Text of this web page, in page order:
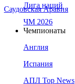
Саудовская Аравия
Лига наций
ЧМ 2026
Чемпионаты
Англия
Испания
АПЛ Top News